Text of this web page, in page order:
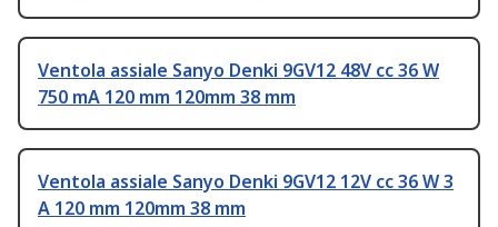
Ventola assiale Sanyo Denki 9GV12 48V cc 36 W
750 mA 120 mm 120mm 38 mm
Ventola assiale Sanyo Denki 9GV12 12V cc 36 W 3
A 120 mm 120mm 38 mm